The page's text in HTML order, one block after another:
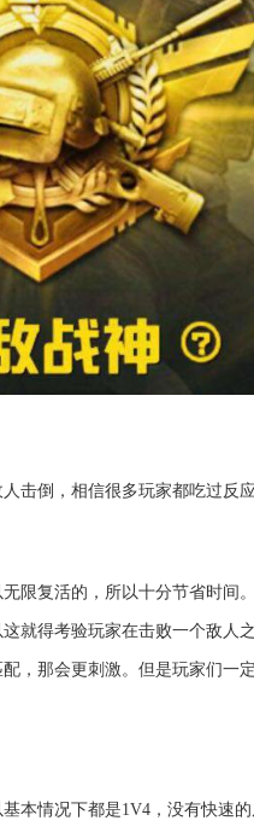
击倒，相信很多玩家都吃过反
限复活的，所以十分节省时间
就得考验玩家在击败一个敌人
，那会更刺激。但是玩家们一
本情况下都是1V4，没有快速